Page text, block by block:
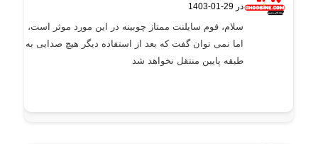
گفته:1403-01-29 در
سلام، فوم سایلنت ممتاز چوبینه در این مورد موثر است،
اما نمی توان گفت که بعد از استفاده دیگر هیچ صدایی به
طبقه پایین منتقل نخواهد شد